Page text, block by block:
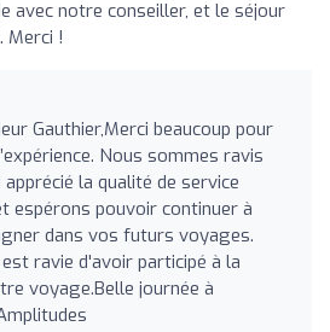
avec notre conseiller, et le séjour
Merci !
Gauthier,Merci beaucoup pour
Nous sommes ravis
la qualité de service
espérons pouvoir continuer à
dans vos futurs voyages.
ravie d'avoir participé à la
voyage.Belle journée à